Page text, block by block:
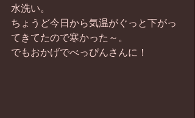
水洗い。
ちょうど今日から気温がぐっと下がっ
てきてたので寒かった～。
でもおかげでべっぴんさんに！